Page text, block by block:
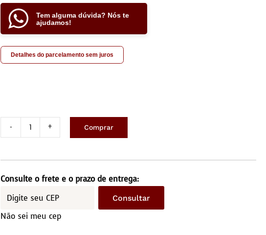
Tem alguma dúvida? Nós te
ajudamos!
Detalhes do parcelamento sem juros
Banheiro
–
Quadriculado
Comprar
Consulte o frete e o prazo de entrega:
Consultar
Não sei meu cep